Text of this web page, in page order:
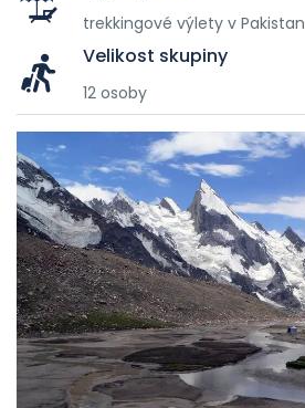
trekkingové výlety v Pakistan
Velikost skupiny
12 osoby